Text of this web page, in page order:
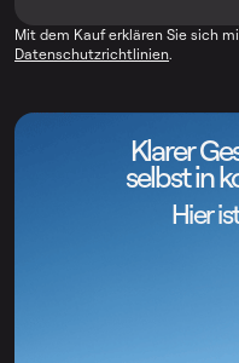
Mit dem Kauf erklären Sie sich
Datenschutzrichtlinien.
Klarer
selbst in
Hier